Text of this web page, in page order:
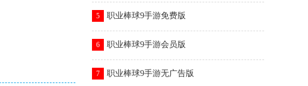
5 职业棒球9手游免费版
6 职业棒球9手游会员版
7 职业棒球9手游无广告版